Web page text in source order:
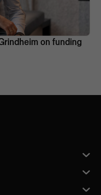
on funding